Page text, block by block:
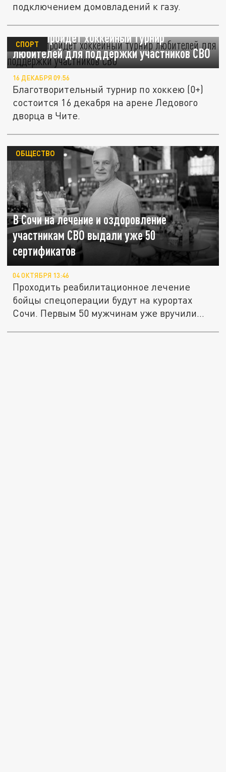
подключением домовладений к газу.
В Чите пройдет хоккейный турнир
любителей для поддержки участников СВО
СПОРТ
16 ДЕКАБРЯ 09:56
Благотворительный турнир по хоккею (0+)
состоится 16 декабря на арене Ледового
дворца в Чите.
В Сочи на лечение и оздоровление
участникам СВО выдали уже 50
сертификатов
ОБЩЕСТВО
04 ОКТЯБРЯ 13:46
Проходить реабилитационное лечение
бойцы спецоперации будут на курортах
Сочи. Первым 50 мужчинам уже вручили...